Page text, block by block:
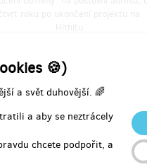
🍪)
a svět duhovější. 🌈
a aby se neztrácely
chcete podpořit, a
zbývá 268
+ EDISON +
časopis (2 knihy)